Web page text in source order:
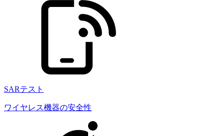
SARテスト
ワイヤレス機器の安全性